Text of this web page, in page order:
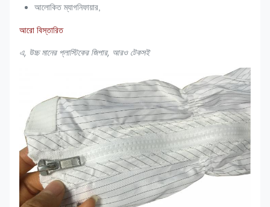
আলোকিত ম্যাগনিফায়ার,
আরো বিস্তারিত
এ, উচ্চ মানের প্লাস্টিকের জিপার, আরও টেকসই